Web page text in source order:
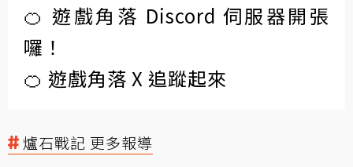
🍊 遊戲角落 Discord 伺服器開張
囉！
🍊 遊戲角落 X 追蹤起來
爐石戰記 更多報導